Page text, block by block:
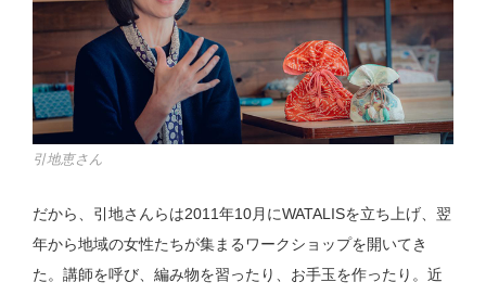
引地恵さん
だから、引地さんらは2011年10月にWATALISを立ち上げ、翌
年から地域の女性たちが集まるワークショップを開いてき
た。講師を呼び、編み物を習ったり、お手玉を作ったり。近